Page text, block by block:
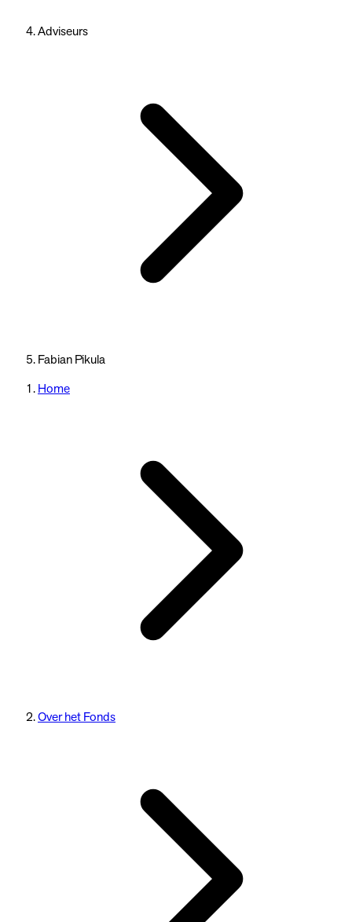
Adviseurs
Fabian Pikula
Home
Over het Fonds